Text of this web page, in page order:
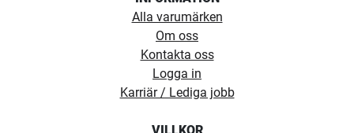
Alla varumärken
Om oss
Kontakta oss
Logga in
Karriär / Lediga jobb